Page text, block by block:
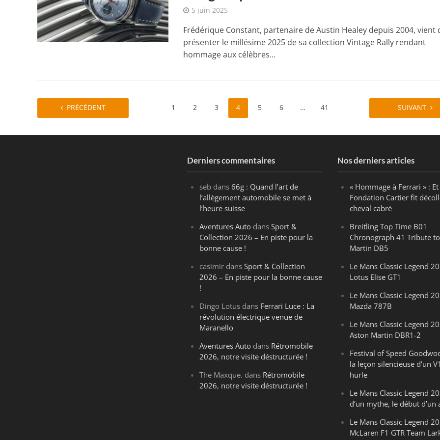
5 juin 2025
Frédérique Constant, partenaire de Austin Healey depuis 2004, vient
présenter le millésime 2025 de sa collection Vintage Rally rendant
hommage aux célèbres...
PRÉCÉDENT 1 2 3 4 5 6 … 41 SUIVANT
Derniers commentaires
seb dans66g : Quand l’art de
l’allègement automobile se met à
l’heure suisse
Aventures Auto dansSport &
Collection 2026 – En piste pour la
bonne cause !
casimir dansSport & Collection
2026 – En piste pour la bonne cause
!
Dingo Lotus dans Ferrari Luce : La
révolution électrique venue de
Maranello
Aventures Auto dans Rétromobile
2026, notre visite déstructurée !
The Maxque. dans Rétromobile
2026, notre visite déstructurée !
Nos derniers articles
« Hommage à Ferrari » : Et
Fondation Cartier fit
cheval cabré
Breitling Top Time B01
Chronograph 41 Tribute
Martin DB5
Le Mans Classic Legend
Lotus Elise GT1
Le Mans Classic Legend
Mazda 787B
Le Mans Classic Legend
Aston Martin DBR1-2
Festival of Speed
la leçon silencieuse d’un
hurle
Le Mans Classic Legend
d’un mythe, le début d’un
Le Mans Classic Legend
McLaren F1 GTR Team